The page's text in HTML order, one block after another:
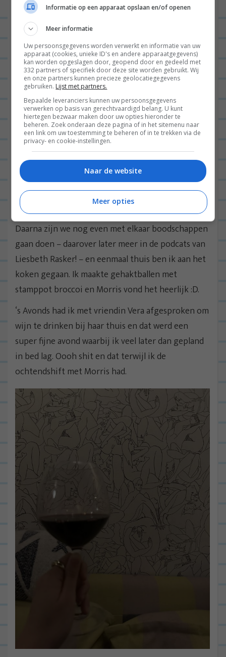
Daarna zijn we nog even met elkaar boodschappen
gaan doen – daarover later meer in de podcats van
Liesbeth Rasker! – en eenmaal thuis ben ik aan het
koken gegaan. Ik maakte gehaktballen met
stamppot broccoi en Morris vond het heerlijk :D.
‘s Avonds had ik met vriendin Vera afgesproken om
wijn te drinken bij haar thuis en dat werd een
super fijne avond waarbij ik veel later dan gepland
in bed lag. Oooh shit en dat terwijl ik de
ochtendshift met Morris had.
Informatie op een apparaat opslaan en/of openen
Meer informatie
Uw persoonsgegevens worden verwerkt en informatie van uw
apparaat (cookies, unieke ID's en andere apparaatgegevens)
kan worden opgeslagen door, geopend door en gedeeld met
332 partners of specifiek door deze site worden gebruikt. Wij
en onze partners kunnen precieze geolocatiegegevens
gebruiken. Lijst met partners.
Bepaalde leveranciers kunnen uw persoonsgegevens
verwerken op basis van gerechtvaardigd belang. U kunt
hiertegen bezwaar maken door uw opties hieronder te
beheren. Zoek onderaan deze pagina of in het sitemenu naar
een link om uw toestemming te beheren of in te trekken via de
privacy- en cookie-instellingen.
Naar de website
Meer opties